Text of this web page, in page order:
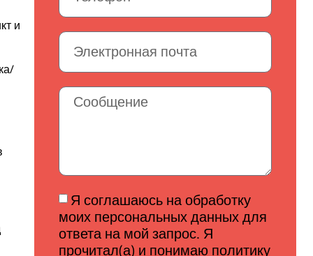
и
Я соглашаюсь на обработку
моих персональных данных для
ответа на мой запрос. Я
прочитал(а) и понимаю политику